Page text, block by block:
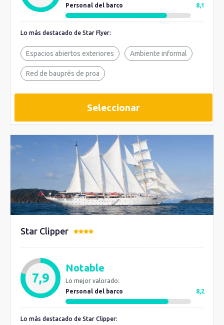
Personal del barco
8,1
Lo más destacado de Star Flyer:
Espacios abiertos exteriores Ambiente informal
Red de bauprés de proa
Seleccionar
Star Clipper
7,9
Notable
Lo mejor valorado:
Personal del barco
8,2
Lo más destacado de Star Clipper: